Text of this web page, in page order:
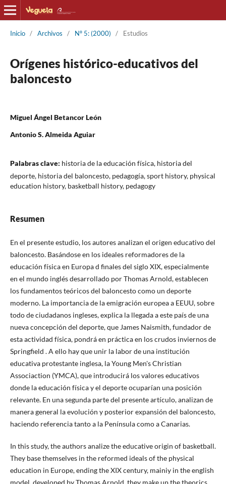
Inicio / Archivos / Nº 5: (2000) / Estudios
Orígenes histórico-educativos del
baloncesto
Miguel Ángel Betancor León
Antonio S. Almeida Aguiar
Palabras clave: historia de la educación física, historia del
deporte, historia del baloncesto, pedagogía, sport history, physical
education history, basketball history, pedagogy
Resumen
En el presente estudio, los autores analizan el origen educativo del
baloncesto. Basándose en los ideales reformadores de la
educación física en Europa d finales del siglo XIX, especialmente
en el mundo inglés desarrollado por Thomas Arnold, establecen
los fundamentos teóricos del baloncesto como un deporte
moderno. La importancia de la emigración europea a EEUU, sobre
todo de ciudadanos ingleses, explica la llegada a este país de una
nueva concepción del deporte, que James Naismith, fundador de
esta actividad física, pondrá en práctica en los crudos inviernos de
Springfield . A ello hay que unir la labor de una institución
educativa protestante inglesa, la Young Men's Christian
Associaction (YMCA), que introducirá los valores educativos
donde la educación física y el deporte ocuparían una posición
relevante. En una segunda parte del presente artículo, analizan de
manera general la evolución y posterior expansión del baloncesto,
haciendo referencia tanto a la Península como a Canarias.
In this study, the authors analize the educative origin of basketball.
They base themselves in the reformed ideals of the physical
education in Europe, ending the XIX century, mainiy in the english
model, developed by Thomas Arnold, they make up the theorics